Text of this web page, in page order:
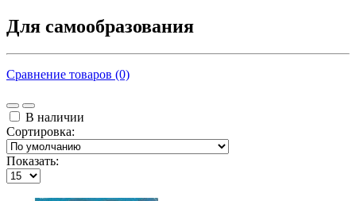
Для самообразования
Сравнение товаров (0)
В наличии
Сортировка:
Показать: